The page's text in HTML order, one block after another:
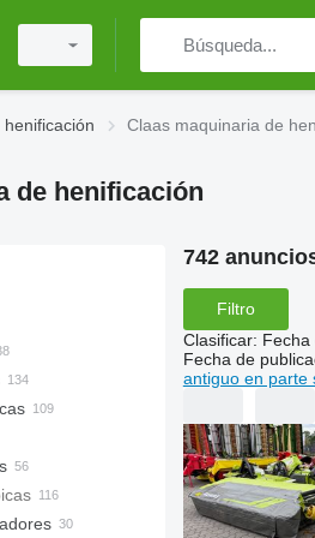
Claas maquinaria de
de henificación
742
Filtro
Clasificar: Fecha
Fecha de
antiguo en parte